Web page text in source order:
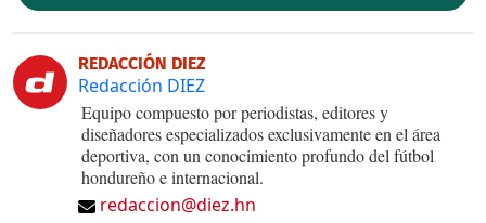
REDACCIÓN DIEZ
Redacción DIEZ
Equipo compuesto por periodistas, editores y
diseñadores especializados exclusivamente en el área
deportiva, con un conocimiento profundo del fútbol
hondureño e internacional.
redaccion@diez.hn